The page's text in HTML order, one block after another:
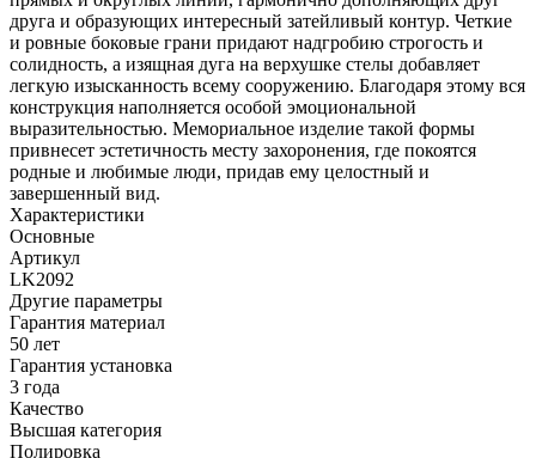
друга и образующих интересный затейливый контур. Четкие
и ровные боковые грани придают надгробию строгость и
солидность, а изящная дуга на верхушке стелы добавляет
легкую изысканность всему сооружению. Благодаря этому вся
конструкция наполняется особой эмоциональной
выразительностью. Мемориальное изделие такой формы
привнесет эстетичность месту захоронения, где покоятся
родные и любимые люди, придав ему целостный и
завершенный вид.
Характеристики
Основные
Артикул
LK2092
Другие параметры
Гарантия материал
50 лет
Гарантия установка
3 года
Качество
Высшая категория
Полировка